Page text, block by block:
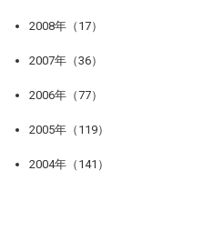
2008年（17）
2007年（36）
2006年（77）
2005年（119）
2004年（141）